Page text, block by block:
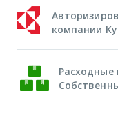
компании
Расходные